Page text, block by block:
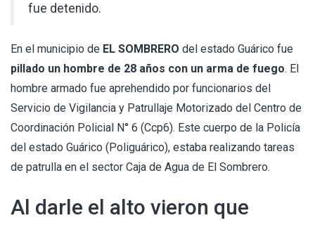
fue detenido.
En el municipio de EL SOMBRERO del estado Guárico fue
pillado un hombre de 28 años con un arma de fuego. El
hombre armado fue aprehendido por funcionarios del
Servicio de Vigilancia y Patrullaje Motorizado del Centro de
Coordinación Policial N° 6 (Ccp6). Este cuerpo de la Policía
del estado Guárico (Poliguárico), estaba realizando tareas
de patrulla en el sector Caja de Agua de El Sombrero.
Al darle el alto vieron que